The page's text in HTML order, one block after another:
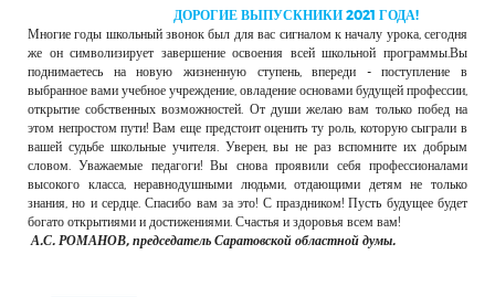
ДОРОГИЕ ВЫПУСКНИКИ 2021 ГОДА!
Многие годы школьный звонок был для вас сигналом к началу урока, сегодня
же он символизирует завершение освоения всей школьной программы.Вы
поднимаетесь на новую жизненную ступень, впереди - поступление в
выбранное вами учебное учреждение, овладение основами будущей профессии,
открытие собственных возможностей. От души желаю вам только побед на
этом непростом пути! Вам еще предстоит оценить ту роль, которую сыграли в
вашей судьбе школьные учителя. Уверен, вы не раз вспомните их добрым
словом. Уважаемые педагоги! Вы снова проявили себя профессионалами
высокого класса, неравнодушными людьми, отдающими детям не только
знания, но и сердце. Спасибо вам за это! С праздником! Пусть будущее будет
богато открытиями и достижениями. Счастья и здоровья всем вам!
А.С. РОМАНОВ, председатель Саратовской областной думы.